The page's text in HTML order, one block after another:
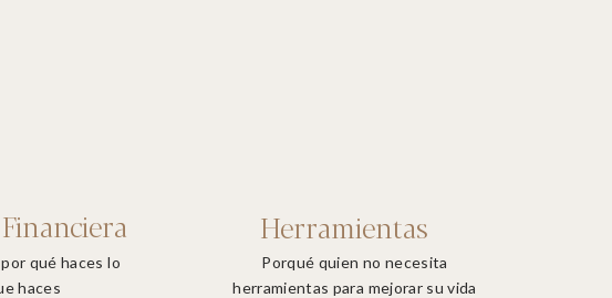
Herramientas
Porqué quien no necesita
herramientas para mejorar su vida
qué haces lo
haces